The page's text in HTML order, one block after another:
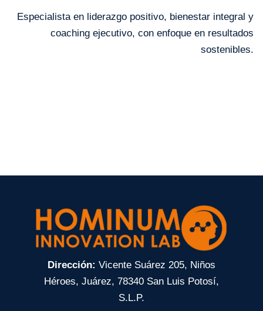
Especialista en liderazgo positivo, bienestar integral y
coaching ejecutivo, con enfoque en resultados
sostenibles.
Dirección: Vicente Suárez 205, Niños
Héroes, Juárez, 78340 San Luis Potosí,
S.L.P.